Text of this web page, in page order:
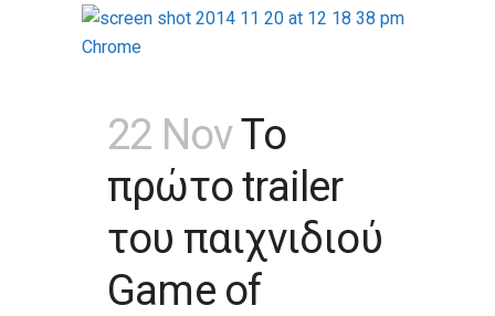
22 NovΤο
πρώτο trailer
του παιχνιδιού
Game of